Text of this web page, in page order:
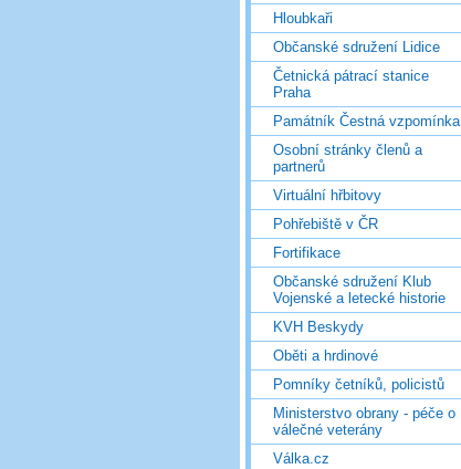
Hloubkaři
Občanské sdružení Lidice
Četnická pátrací stanice
Praha
Památník Čestná vzpomínka
Osobní stránky členů a
partnerů
Virtuální hřbitovy
Pohřebiště v ČR
Fortifikace
Občanské sdružení Klub
Vojenské a letecké historie
KVH Beskydy
Oběti a hrdinové
Pomníky četníků, policistů
Ministerstvo obrany - péče o
válečné veterány
Válka.cz